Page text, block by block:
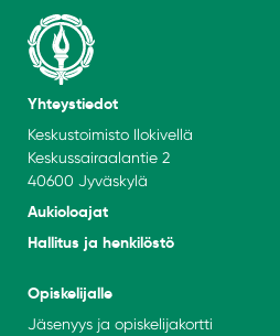
Yhteystiedot
Keskustoimisto Ilokivellä
Keskussairaalantie 2
40600 Jyväskylä
Aukioloajat
Hallitus ja henkilöstö
Opiskelijalle
Jäsenyys ja opiskelijakortti